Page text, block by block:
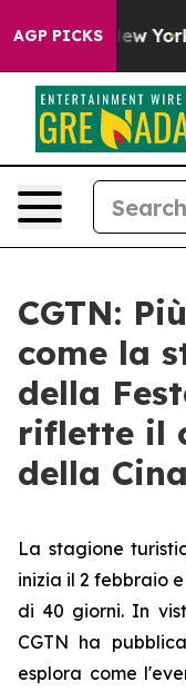
AGP PICKS
New York...
CGTN:
come la
della
riflette il
della Cina
La stagione
inizia il 2 febbraio
di 40 giorni. In
CGTN ha
esplora come